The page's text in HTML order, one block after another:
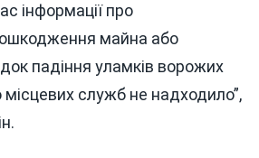
інформації про
майна або
падіння уламків ворожих
служб не надходило”,